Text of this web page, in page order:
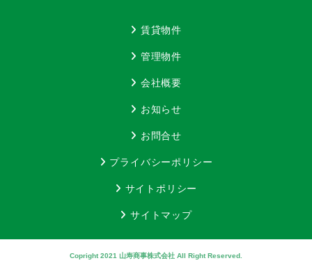
賃貸物件
管理物件
会社概要
お知らせ
お問合せ
プライバシーポリシー
サイトポリシー
サイトマップ
Copright 2021 山寿商事株式会社 All Right Reserved.